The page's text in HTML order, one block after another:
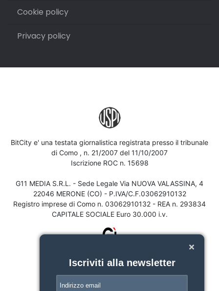
Cookie policy
Privacy policy
BitCity e' una testata giornalistica registrata presso il tribunale
di Como , n. 21/2007 del 11/10/2007
Iscrizione ROC n. 15698
G11 MEDIA S.R.L. - Sede Legale Via NUOVA VALASSINA, 4
22046 MERONE (CO) - P.IVA/C.F.03062910132
Registro imprese di Como n. 03062910132 - REA n. 293834
CAPITALE SOCIALE Euro 30.000 i.v.
Iscriviti alla newsletter